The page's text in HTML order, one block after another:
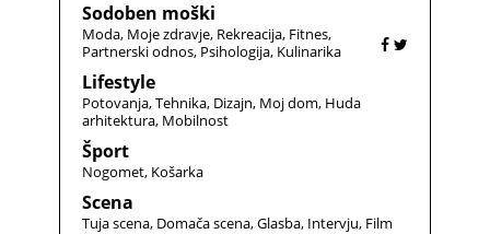
Sodoben moški
Moda Moje zdravje Rekreacija Fitnes
Partnerski odnos Psihologija Kulinarika
Lifestyle
Potovanja Tehnika Dizajn Moj dom Huda
arhitektura Mobilnost
Šport
Nogomet Košarka
Scena
Tuja scena Domača scena Glasba Intervju Film